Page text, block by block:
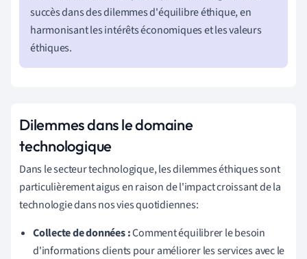
succès dans des dilemmes d'équilibre éthique, en
harmonisant les intérêts économiques et les valeurs
éthiques.
Dilemmes dans le domaine
technologique
Dans le secteur technologique, les dilemmes éthiques sont
particulièrement aigus en raison de l'impact croissant de la
technologie dans nos vies quotidiennes:
Collecte de données :Comment équilibrer le besoin
d'informations clients pour améliorer les services avec le